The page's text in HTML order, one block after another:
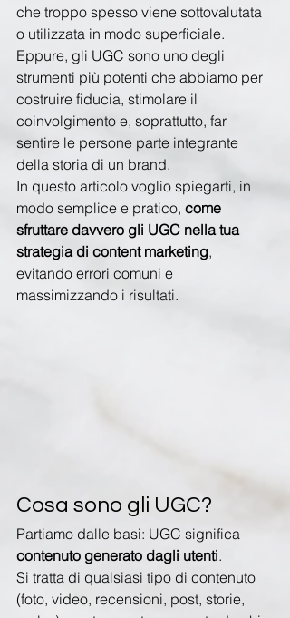
che troppo spesso viene sottovalutata
o utilizzata in modo superficiale.
Eppure, gli UGC sono uno degli
strumenti più potenti che abbiamo per
costruire fiducia, stimolare il
coinvolgimento e, soprattutto, far
sentire le persone parte integrante
della storia di un brand.
In questo articolo voglio spiegarti, in
modo semplice e pratico, come
sfruttare davvero gli UGC nella tua
strategia di content marketing,
evitando errori comuni e
massimizzando i risultati.
Cosa sono gli UGC?
Partiamo dalle basi: UGC significa
contenuto generato dagli utenti.
Si tratta di qualsiasi tipo di contenuto
(foto, video, recensioni, post, storie,